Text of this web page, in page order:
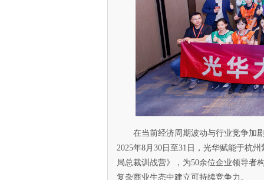
在当前经济周期波动与行业竞争加
2025年8月30日至31日，光华赋能于杭
局总裁训战营》，为50余位企业领导者
复杂商业生态中建立可持续竞争力。